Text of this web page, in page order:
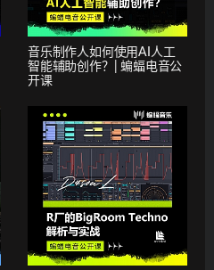
音乐制作人如何使用AI人工
智能辅助创作？| 蝙蝠电音公
开课